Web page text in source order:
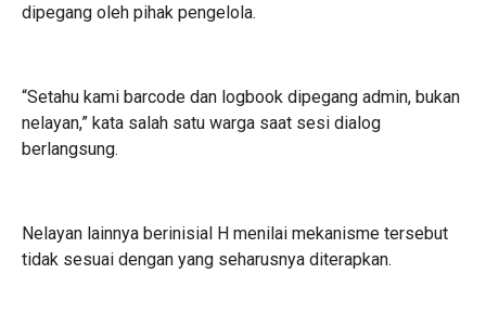
dipegang oleh pihak pengelola.
“Setahu kami barcode dan logbook dipegang admin, bukan
nelayan,” kata salah satu warga saat sesi dialog
berlangsung.
Nelayan lainnya berinisial H menilai mekanisme tersebut
tidak sesuai dengan yang seharusnya diterapkan.